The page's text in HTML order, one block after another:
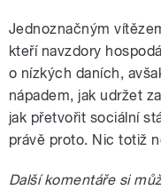
Jednoznačným
kteří navzdory
o nízkých daních,
nápadem, jak udržet
jak přetvořit sociální
právě proto. Nic totiž
Další komentáře si